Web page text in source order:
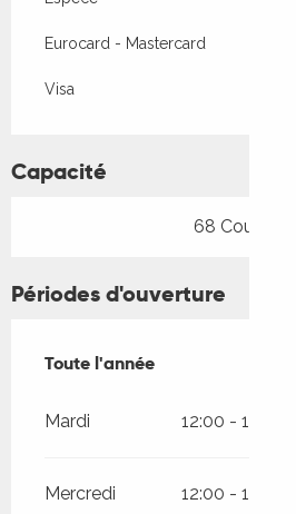
Eurocard - Mastercard
Visa
Capacité
68 Couvert(s)
Périodes d'ouverture
Toute l'année
Toute l'année
Mardi 12:00 - 13:30
Mercredi 12:00 - 13:30